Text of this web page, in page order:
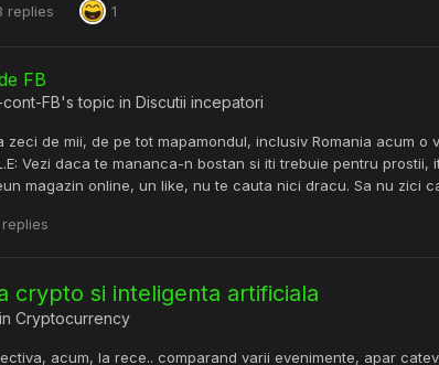
replies 1
FB
FB's topic in Discutii incepatori
de mii, de pe tot mapamondul, inclusiv Romania acum o
Vezi daca te mananca-n bostan si iti trebuie pentru
magazin online, un like, nu te cauta nici dracu. Sa nu zici
crypto si inteligenta artificiala
Cryptocurrency
acum, la rece.. comparand varii evenimente, apar